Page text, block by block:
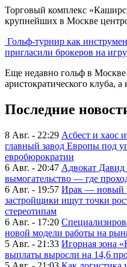
Торговый комплекс
крупнейших в Москве
Гольф-турнир как
пригласили брокеров на игру
Еще недавно гольф в
аристократического клуба,
Последние
8 Авг. - 22:29 Асбест и хаос
главный завод Европы под
евробюрократии
6 Авг. - 20:47 Адвокат Давид
вымогательство — где
6 Авг. - 19:57 Ирак — новый
застройщики ищут точки
стереотипам
6 Авг. - 17:20
новой модели работы на
5 Авг. - 21:33 Игорная зона
выплаты выросли на 14,6